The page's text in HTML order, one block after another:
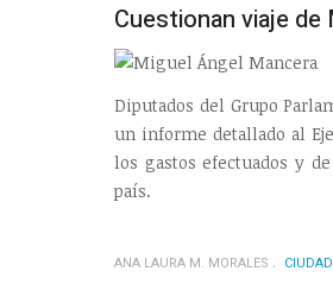
Cuestionan viaje de
Diputados del Grupo
un informe detallado al
los gastos efectuados y
país.
ANA LAURA M. MORALES
CIUDAD